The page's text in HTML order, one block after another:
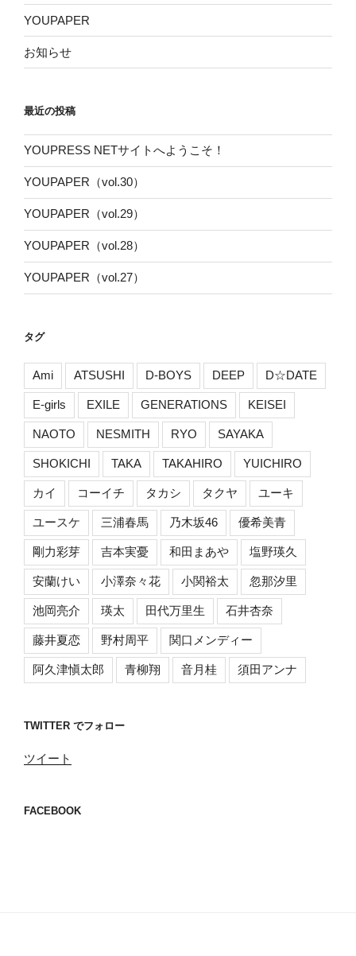
YOUPAPER
お知らせ
最近の投稿
YOUPRESS NETサイトへようこそ！
YOUPAPER（vol.30）
YOUPAPER（vol.29）
YOUPAPER（vol.28）
YOUPAPER（vol.27）
タグ
Ami ATSUSHI D-BOYS DEEP D☆DATE
E-girls EXILE GENERATIONS KEISEI
NAOTO NESMITH RYO SAYAKA
SHOKICHI TAKA TAKAHIRO YUICHIRO
カイ コーイチ タカシ タクヤ ユーキ
ユースケ 三浦春馬 乃木坂46 優希美青
剛力彩芽 吉本実憂 和田まあや 塩野瑛久
安蘭けい 小澤奈々花 小関裕太 忽那汐里
池岡亮介 瑛太 田代万里生 石井杏奈
藤井夏恋 野村周平 関口メンディー
阿久津愼太郎 青柳翔 音月桂 須田アンナ
TWITTER でフォロー
ツイート
FACEBOOK